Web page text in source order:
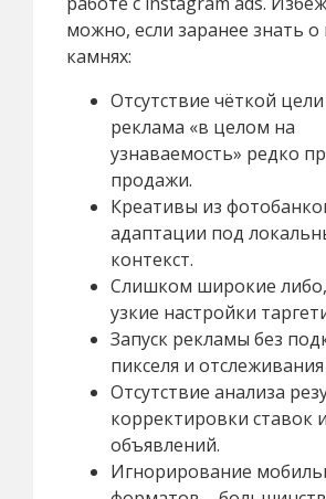
можно, если заранее знать
камнях:
Отсутствие чёткой
реклама «в целом на
узнаваемость» редко
продажи.
Креативы из
адаптации под
контекст.
Слишком широкие
узкие настройки
Запуск рекламы без
пикселя и
Отсутствие анализа
корректировки ставок
объявлений.
Игнорирование